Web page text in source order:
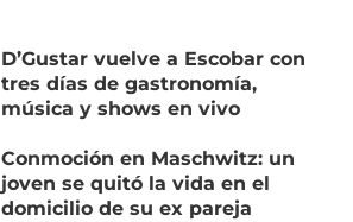
D’Gustar vuelve a Escobar con
tres días de gastronomía,
música y shows en vivo
Conmoción en Maschwitz: un
joven se quitó la vida en el
domicilio de su ex pareja